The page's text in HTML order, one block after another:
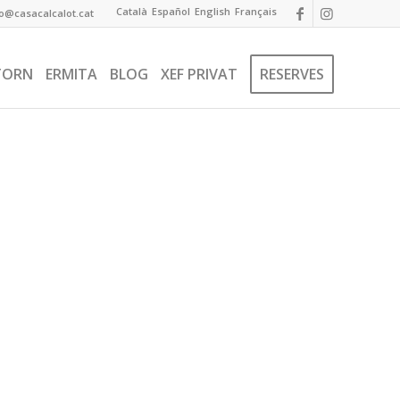
Català Español English Français
ERMITA BLOG XEF PRIVAT RESERVES